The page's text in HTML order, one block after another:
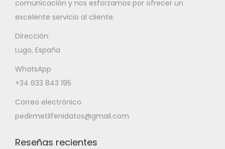
comunicación y nos esforzamos por ofrecer un
excelente servicio al cliente.
Dirección:
Lugo, España
WhatsApp
+34 633 843 195
Correo electrónico
pedirmetilfenidatos@gmail.com
Reseñas recientes